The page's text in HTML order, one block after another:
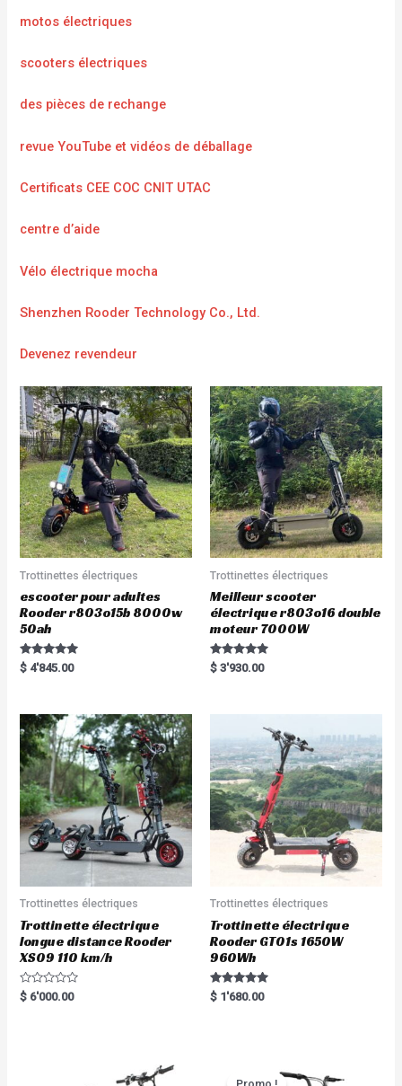
motos électriques
scooters électriques
des pièces de rechange
revue YouTube et vidéos de déballage
Certificats CEE COC CNIT UTAC
centre d’aide
Vélo électrique mocha
Shenzhen Rooder Technology Co., Ltd.
Devenez revendeur
Trottinettes électriques
escooter pour adultes
Rooder r803o15b 8000w
50ah
Rated
5.00
$ 4'845.00
Trottinettes électriques
Meilleur scooter
électrique r803o16 double
moteur 7000W
Rated
5.00
$ 3'930.00
Trottinettes électriques
Trottinette électrique
longue distance Rooder
XS09 110 km/h
R
a
$ 6'000.00
Trottinettes électriques
Trottinette électrique
Rooder GT01s 1650W
960Wh
Rated
5.00
$ 1'680.00